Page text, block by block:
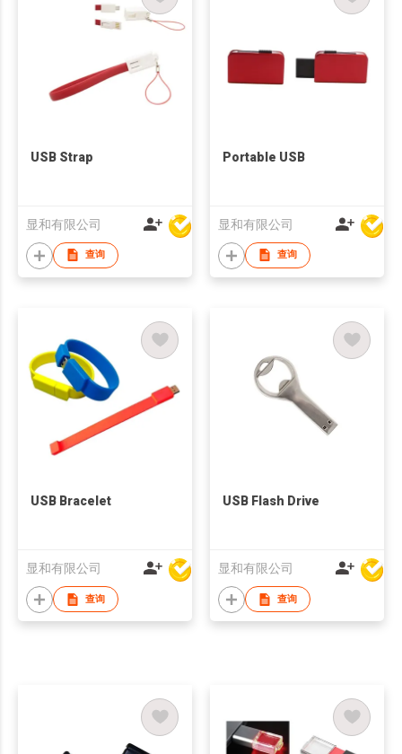
USB Strap
显和有限公司
查询
Portable USB
显和有限公司
查询
USB Bracelet
显和有限公司
查询
USB Flash Drive
显和有限公司
查询